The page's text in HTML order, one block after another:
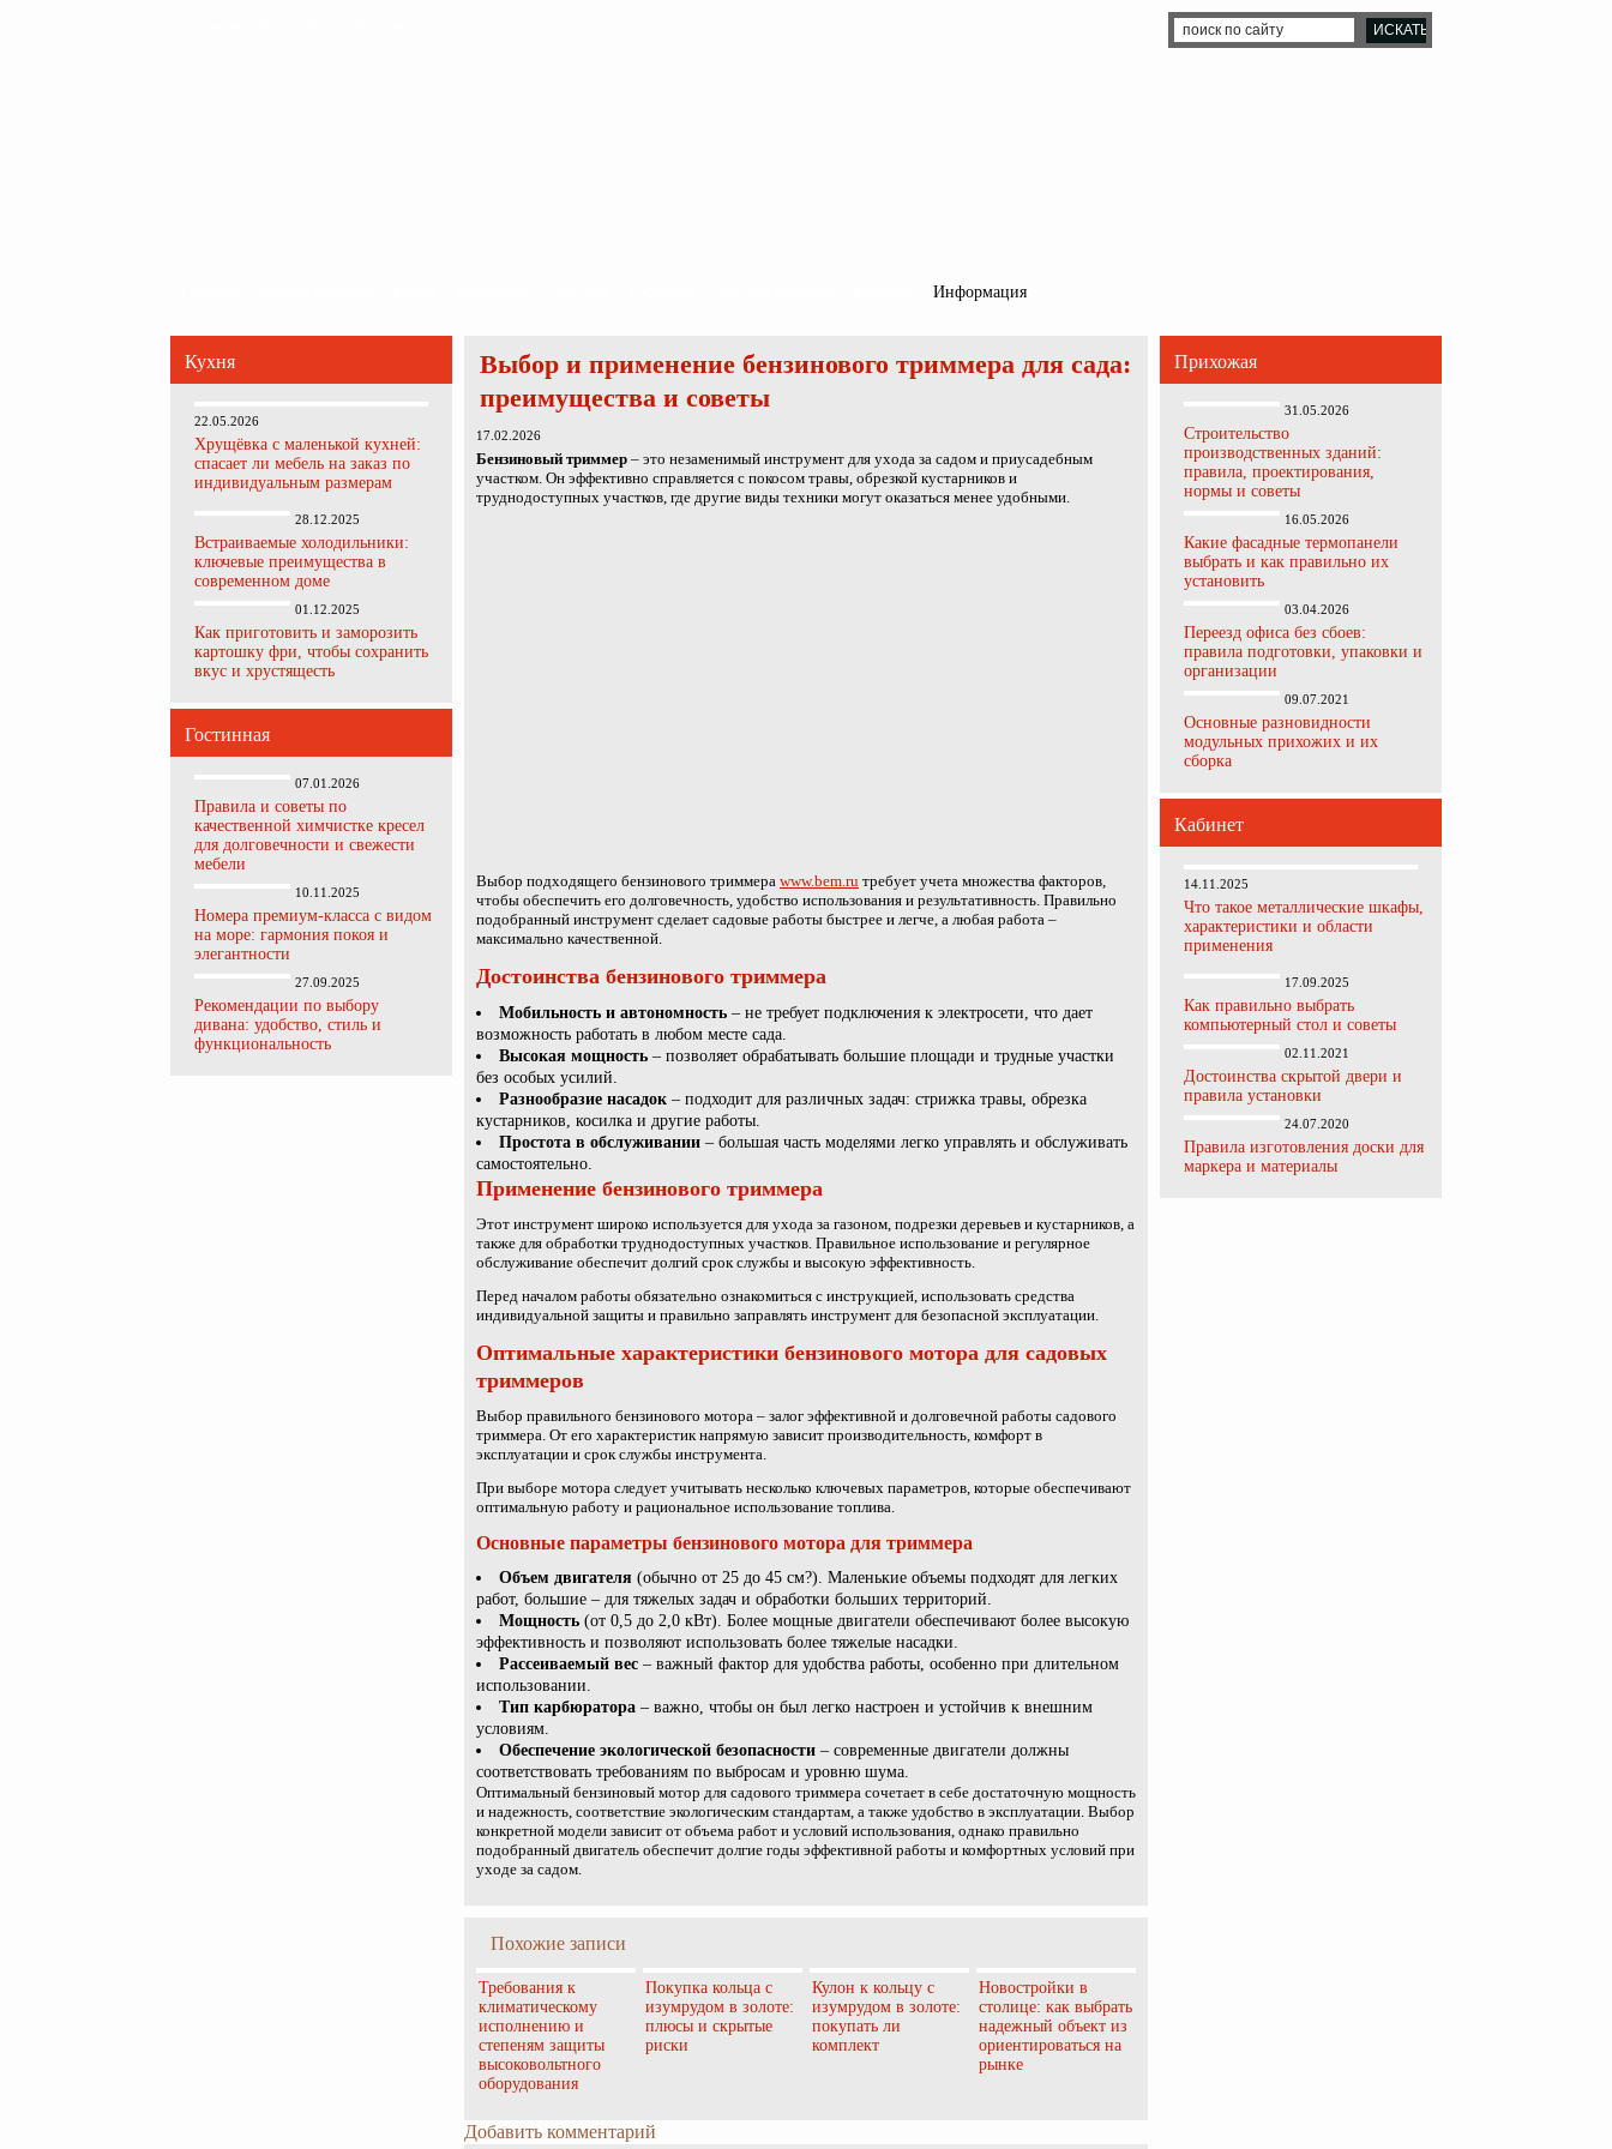
Информация
Кухня
22.05.2026
Хрущёвка с маленькой кухней:
спасает ли мебель на заказ по
индивидуальным размерам
28.12.2025
Встраиваемые холодильники:
ключевые преимущества в
современном доме
01.12.2025
Как приготовить и заморозить
картошку фри, чтобы сохранить
вкус и хрустящесть
Гостинная
07.01.2026
Правила и советы по
качественной химчистке кресел
для долговечности и свежести
мебели
10.11.2025
Номера премиум-класса с видом
на море: гармония покоя и
элегантности
27.09.2025
Рекомендации по выбору
дивана: удобство, стиль и
функциональность
Прихожая
31.05.2026
Строительство
производственных зданий:
правила, проектирования,
нормы и советы
16.05.2026
Какие фасадные термопанели
выбрать и как правильно их
установить
03.04.2026
Переезд офиса без сбоев:
правила подготовки, упаковки и
организации
09.07.2021
Основные разновидности
модульных прихожих и их
сборка
Кабинет
14.11.2025
Что такое металлические шкафы,
характеристики и области
применения
17.09.2025
Как правильно выбрать
компьютерный стол и советы
02.11.2021
Достоинства скрытой двери и
правила установки
24.07.2020
Правила изготовления доски для
маркера и материалы
Выбор и применение бензинового триммера для сада:
преимущества и советы
17.02.2026
Бензиновый триммер – это незаменимый инструмент для ухода за садом и приусадебным
участком. Он эффективно справляется с покосом травы, обрезкой кустарников и
труднодоступных участков, где другие виды техники могут оказаться менее удобными.
Выбор подходящего бензинового триммера www.bem.ru требует учета множества факторов,
чтобы обеспечить его долговечность, удобство использования и результативность. Правильно
подобранный инструмент сделает садовые работы быстрее и легче, а любая работа –
максимально качественной.
Достоинства бензинового триммера
Мобильность и автономность – не требует подключения к электросети, что дает
возможность работать в любом месте сада.
Высокая мощность – позволяет обрабатывать большие площади и трудные участки
без особых усилий.
Разнообразие насадок – подходит для различных задач: стрижка травы, обрезка
кустарников, косилка и другие работы.
Простота в обслуживании – большая часть моделями легко управлять и обслуживать
самостоятельно.
Применение бензинового триммера
Этот инструмент широко используется для ухода за газоном, подрезки деревьев и кустарников, а
также для обработки труднодоступных участков. Правильное использование и регулярное
обслуживание обеспечит долгий срок службы и высокую эффективность.
Перед началом работы обязательно ознакомиться с инструкцией, использовать средства
индивидуальной защиты и правильно заправлять инструмент для безопасной эксплуатации.
Оптимальные характеристики бензинового мотора для садовых
триммеров
Выбор правильного бензинового мотора – залог эффективной и долговечной работы садового
триммера. От его характеристик напрямую зависит производительность, комфорт в
эксплуатации и срок службы инструмента.
При выборе мотора следует учитывать несколько ключевых параметров, которые обеспечивают
оптимальную работу и рациональное использование топлива.
Основные параметры бензинового мотора для триммера
Объем двигателя (обычно от 25 до 45 см?). Маленькие объемы подходят для легких
работ, большие – для тяжелых задач и обработки больших территорий.
Мощность (от 0,5 до 2,0 кВт). Более мощные двигатели обеспечивают более высокую
эффективность и позволяют использовать более тяжелые насадки.
Рассеиваемый вес – важный фактор для удобства работы, особенно при длительном
использовании.
Тип карбюратора – важно, чтобы он был легко настроен и устойчив к внешним
условиям.
Обеспечение экологической безопасности – современные двигатели должны
соответствовать требованиям по выбросам и уровню шума.
Оптимальный бензиновый мотор для садового триммера сочетает в себе достаточную мощность
и надежность, соответствие экологическим стандартам, а также удобство в эксплуатации. Выбор
конкретной модели зависит от объема работ и условий использования, однако правильно
подобранный двигатель обеспечит долгие годы эффективной работы и комфортных условий при
уходе за садом.
Похожие записи
Требования к
климатическому
исполнению и
степеням защиты
высоковольтного
оборудования
Покупка кольца с
изумрудом в золоте:
плюсы и скрытые
риски
Кулон к кольцу с
изумрудом в золоте:
покупать ли
комплект
Новостройки в
столице: как выбрать
надежный объект из
ориентироваться на
рынке
Добавить комментарий